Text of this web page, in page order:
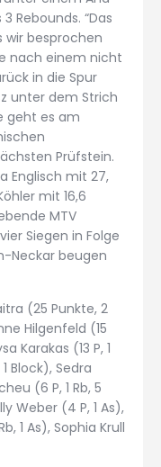
Rebounds. “Das
besprochen
nach einem nicht
in die Spur
unter dem Strich
geht es am
Prüfstein.
Englisch mit 27,
mit 16,6
MTV
Siegen in Folge
Neckar beugen
(25 Punkte, 2
Hilgenfeld (15
Karakas (13 P, 1
Block), Sedra
(6 P, 1 Rb, 5
Weber (4 P, 1 As),
1 As), Sophia Krull